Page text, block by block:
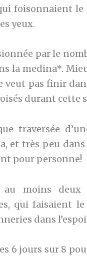
foisonnaient le
yeux.
par le
la medina*.
veut pas finir
durant cette
traversée
et très peu
pour personne!
moins deux
qui faisaient
dans
6 jours sur 8